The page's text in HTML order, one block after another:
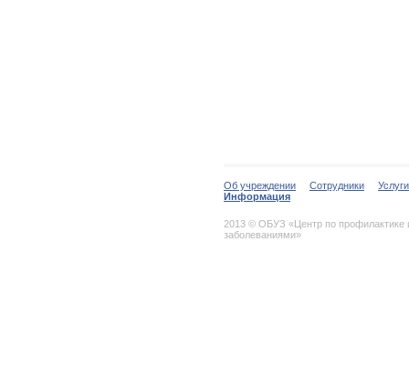
Об учреждении Сотрудники
Услуги
Информация
2013 © ОБУЗ «Центр по
заболеваниями»